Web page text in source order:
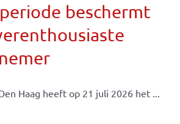
beschermt
Haag heeft op 21 juli 2026 het ...